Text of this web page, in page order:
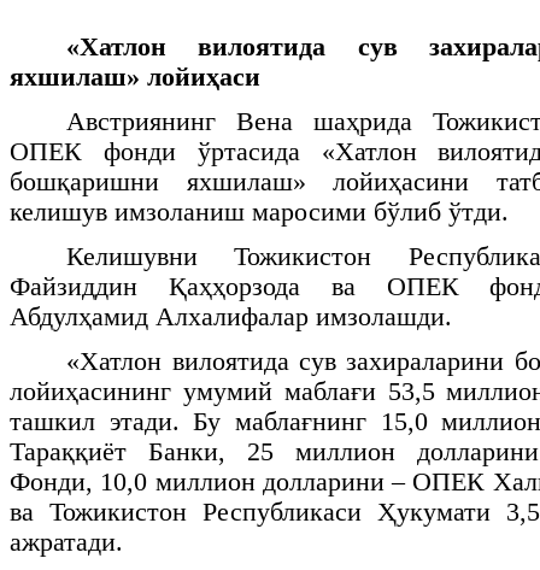
«Хатлон вилоятида сув
яхшилаш» лойиҳаси
Австриянинг Вена шаҳрида
ОПЕК фонди ўртасида «Хатлон
бошқаришни яхшилаш» лойиҳасини
келишув имзоланиш маросими бўлиб ўтди.
Келишувни Тожикистон
Файзиддин Қаҳҳорзода ва ОПЕК
Абдулҳамид Алхалифалар имзолашди.
«Хатлон вилоятида сув захираларини
лойиҳасининг умумий маблағи 53,5
ташкил этади. Бу маблағнинг 15,0
Тараққиёт Банки, 25 миллион
Фонди, 10,0 миллион долларини – ОПЕК
ва Тожикистон Республикаси Ҳукумати
ажратади.